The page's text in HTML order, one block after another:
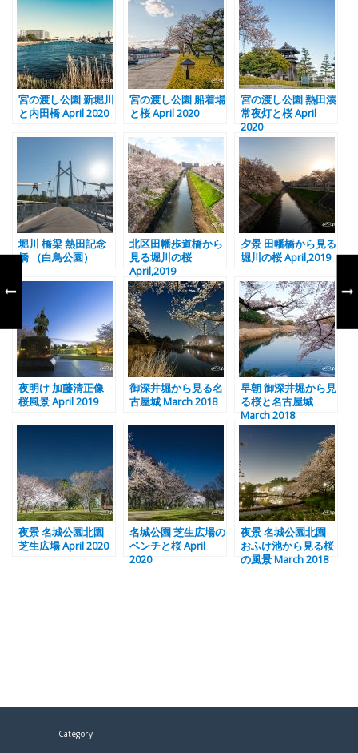
宮の渡し公園 新堀川
と内田橋 April 2020
宮の渡し公園 船着場
と桜 April 2020
宮の渡し公園 熱田湊
常夜灯と桜 April
2020
堀川 橋梁 熱田記念
橋 （白鳥公園）
北区田幡歩道橋から
見る堀川の桜
April,2019
夕景 田幡橋から見る
堀川の桜 April,2019
夜明け 加藤清正像
桜風景 April 2019
御深井堀から見る名
古屋城 March 2018
早朝 御深井堀から見
る桜と名古屋城
March 2018
夜景 名城公園北園
芝生広場 April 2020
名城公園 芝生広場の
ベンチと桜 April
2020
夜景 名城公園北園
おふけ池から見る桜
の風景 March 2018
Category